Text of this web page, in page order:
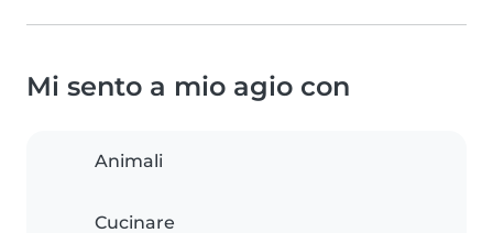
Mi sento a mio agio con
Animali
Cucinare